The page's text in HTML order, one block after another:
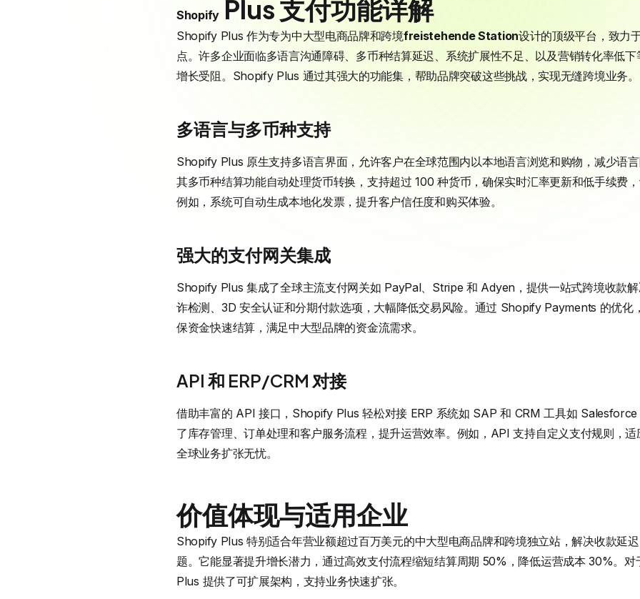
ShopifyPlus 支付功能详解
Shopify Plus 作为专为中大型电商品牌和跨境freistehende Station设计的顶级平台，致力
点。许多企业面临多语言沟通障碍、多币种结算延迟、系统扩展性不足、以及营销转化率低
增长受阻。Shopify Plus 通过其强大的功能集，帮助品牌突破这些挑战，实现无缝跨境业务。
多语言与多币种支持
Shopify Plus 原生支持多语言界面，允许客户在全球范围内以本地语言浏览和购物，减少语
其多币种结算功能自动处理货币转换，支持超过 100 种货币，确保实时汇率更新和低手续费
例如，系统可自动生成本地化发票，提升客户信任度和购买体验。
强大的支付网关集成
Shopify Plus 集成了全球主流支付网关如 PayPal、Stripe 和 Adyen，提供一站式跨境收款
诈检测、3D 安全认证和分期付款选项，大幅降低交易风险。通过 Shopify Payments 的优化
保资金快速结算，满足中大型品牌的资金流需求。
API 和 ERP/CRM 对接
借助丰富的 API 接口，Shopify Plus 轻松对接 ERP 系统如 SAP 和 CRM 工具如
了库存管理、订单处理和客户服务流程，提升运营效率。例如，API 支持自定义支付规则，
全球业务扩张无忧。
价值体现与适用企业
Shopify Plus 特别适合年营业额超过百万美元的中大型电商品牌和跨境独立站，解决收款延
题。它能显著提升增长潜力，通过高效支付流程缩短结算周期 50%，降低运营成本 30%。
Plus 提供了可扩展架构，支持业务快速扩张。